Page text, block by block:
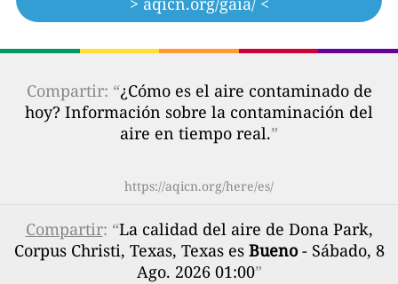
Compartir: “¿Cómo es el aire contaminado de
hoy? Información sobre la contaminación del
aire en tiempo real.”
https://aqicn.org/here/es/
Compartir: “La calidad del aire de Dona Park,
Corpus Christi, Texas, Texas es Bueno- Sábado, 8
Ago. 2026 01:00”